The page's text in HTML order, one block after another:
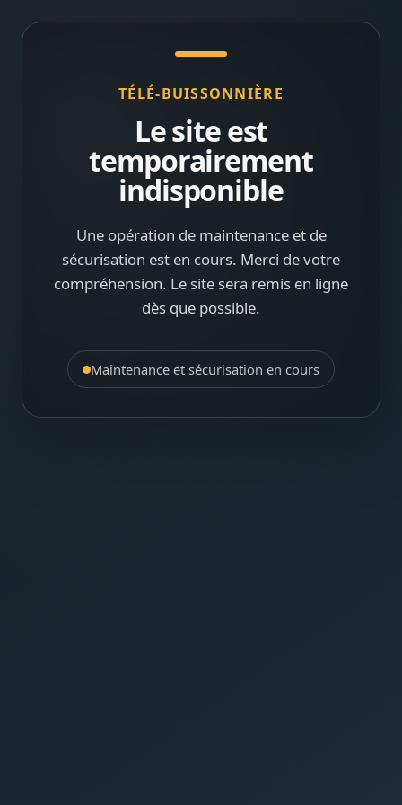
TÉLÉ-BUISSONNIÈRE
Le site est
temporairement
indisponible
Une opération de maintenance et de
sécurisation est en cours. Merci de votre
compréhension. Le site sera remis en ligne
dès que possible.
Maintenance et sécurisation en cours